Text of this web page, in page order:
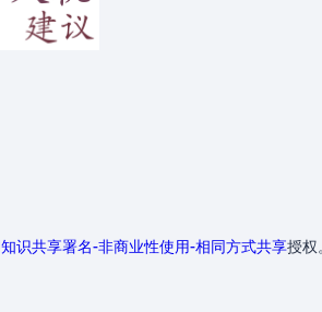
知识共享署名-非商业性使用-相同方式共享授权